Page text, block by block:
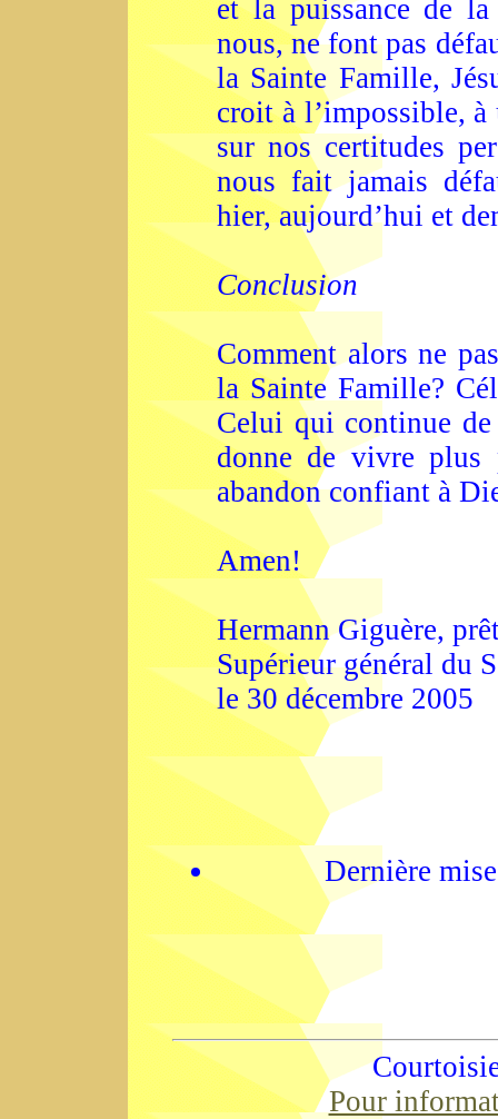
et la puissance de
nous, ne font pas
la Sainte Famille,
croit à l’impossible, à
sur nos certitudes
nous fait jamais
hier, aujourd’hui et
Conclusion
Comment alors ne
la Sainte Famille?
Celui qui continue
donne de vivre plus
abandon confiant à
Amen!
Hermann Giguère,
Supérieur général du
le 30 décembre 2005
Dernière
Pour